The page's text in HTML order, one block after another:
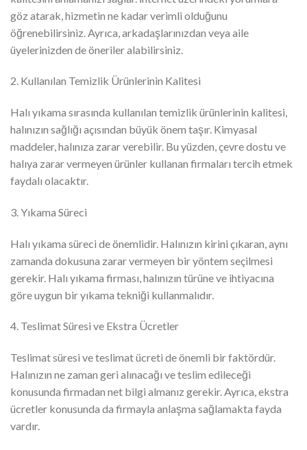
göz atarak, hizmetin ne kadar verimli olduğunu
öğrenebilirsiniz. Ayrıca, arkadaşlarınızdan veya aile
üyelerinizden de öneriler alabilirsiniz.
2. Kullanılan Temizlik Ürünlerinin Kalitesi
Halı yıkama sırasında kullanılan temizlik ürünlerinin kalitesi,
halınızın sağlığı açısından büyük önem taşır. Kimyasal
maddeler, halınıza zarar verebilir. Bu yüzden, çevre dostu ve
halıya zarar vermeyen ürünler kullanan firmaları tercih etmek
faydalı olacaktır.
3. Yıkama Süreci
Halı yıkama süreci de önemlidir. Halınızın kirini çıkaran, aynı
zamanda dokusuna zarar vermeyen bir yöntem seçilmesi
gerekir. Halı yıkama firması, halınızın türüne ve ihtiyacına
göre uygun bir yıkama tekniği kullanmalıdır.
4. Teslimat Süresi ve Ekstra Ücretler
Teslimat süresi ve teslimat ücreti de önemli bir faktördür.
Halınızın ne zaman geri alınacağı ve teslim edileceği
konusunda firmadan net bilgi almanız gerekir. Ayrıca, ekstra
ücretler konusunda da firmayla anlaşma sağlamakta fayda
vardır.